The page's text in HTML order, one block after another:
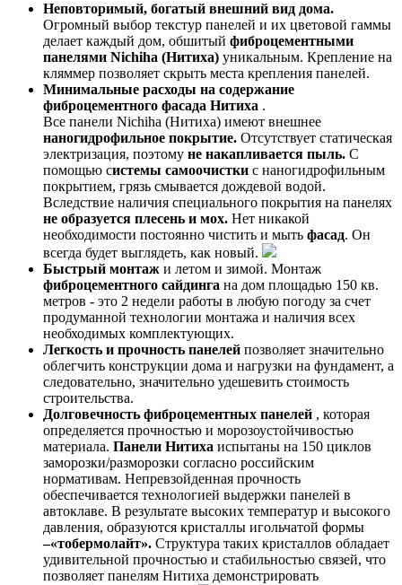
Неповторимый, богатый внешний вид дома.
Огромный выбор текстур панелей и их цветовой гаммы
делает каждый дом, обшитый фиброцементными
панелями Nichiha (Нитиха) уникальным. Крепление на
кляммер позволяет скрыть места крепления панелей.
Минимальные расходы на содержание
фиброцементного фасада Нитиха .
Все панели Nichiha (Нитиха) имеют внешнее
наногидрофильное покрытие. Отсутствует статическая
электризация, поэтому не накапливается пыль. С
помощью системы самоочистки с наногидрофильным
покрытием, грязь смывается дождевой водой.
Вследствие наличия специального покрытия на панелях
не образуется плесень и мох. Нет никакой
необходимости постоянно чистить и мыть фасад. Он
всегда будет выглядеть, как новый.
Быстрый монтаж и летом и зимой. Монтаж
фиброцементного сайдинга на дом площадью 150 кв.
метров - это 2 недели работы в любую погоду за счет
продуманной технологии монтажа и наличия всех
необходимых комплектующих.
Легкость и прочность панелей позволяет значительно
облегчить конструкции дома и нагрузки на фундамент, а
следовательно, значительно удешевить стоимость
строительства.
Долговечность фиброцементных панелей , которая
определяется прочностью и морозоустойчивостью
материала. Панели Нитиха испытаны на 150 циклов
заморозки/разморозки согласно российским
нормативам. Непревзойденная прочность
обеспечивается технологией выдержки панелей в
автоклаве. В результате высоких температур и высокого
давления, образуются кристаллы игольчатой формы
–«тобермолайт». Структура таких кристаллов обладает
удивительной прочностью и стабильностью связей, что
позволяет панелям Нитиха демонстрировать